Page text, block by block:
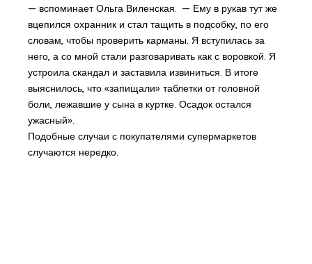
— вспоминает Ольга Виленская. — Ему в рукав тут же
вцепился охранник и стал тащить в подсобку, по его
словам, чтобы проверить карманы. Я вступилась за
него, а со мной стали разговаривать как с воровкой. Я
устроила скандал и заставила извиниться. В итоге
выяснилось, что «запищали» таблетки от головной
боли, лежавшие у сына в куртке. Осадок остался
ужасный».
Подобные случаи с покупателями супермаркетов
случаются нередко.